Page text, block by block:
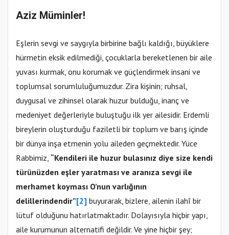
Aziz Müminler!
Eşlerin sevgi ve saygıyla birbirine bağlı kaldığı, büyüklere
hürmetin eksik edilmediği, çocuklarla bereketlenen bir aile
yuvası kurmak, onu korumak ve güçlendirmek insani ve
toplumsal sorumluluğumuzdur. Zira kişinin; ruhsal,
duygusal ve zihinsel olarak huzur bulduğu, inanç ve
medeniyet değerleriyle buluştuğu ilk yer ailesidir. Erdemli
bireylerin oluşturduğu faziletli bir toplum ve barış içinde
bir dünya inşa etmenin yolu aileden geçmektedir. Yüce
Rabbimiz, “Kendileri ile huzur bulasınız diye size kendi
türünüzden eşler yaratması ve aranıza sevgi ile
merhamet koyması O’nun varlığının
delillerindendir”[2] buyurarak, bizlere, ailenin ilahî bir
lütuf olduğunu hatırlatmaktadır. Dolayısıyla hiçbir yapı,
aile kurumunun alternatifi değildir. Ve yine hiçbir şey;